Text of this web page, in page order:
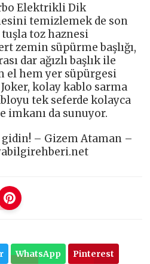
Elektrikli Dik
temizlemek de son
toz haznesi
zemin süpürme başlığı,
dar ağızlı başlık ile
el hem yer süpürgesi
kolay kablo sarma
tek seferde kolayca
imkanı da sunuyor.
– Gizem Ataman –
WhatsApp Pinterest